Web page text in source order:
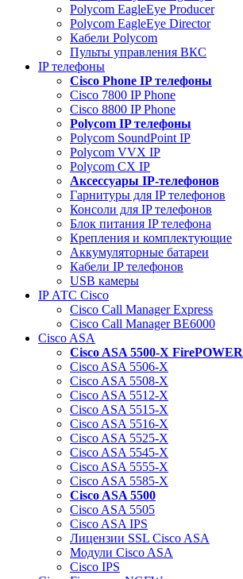
Polycom EagleEye Producer
Polycom EagleEye Director
Кабели Polycom
Пульты управления ВКС
IP телефоны
Сisco Phone IP телефоны
Cisco 7800 IP Phone
Cisco 8800 IP Phone
Polycom IP телефоны
Polycom SoundPoint IP
Polycom VVX IP
Polycom CX IP
Аксессуары IP-телефонов
Гарнитуры для IP телефонов
Консоли для IP телефонов
Блок питания IP телефона
Крепления и комплектующие
Аккумуляторные батареи
Кабели IP телефонов
USB камеры
IP АТС Cisco
Cisco Call Manager Express
Cisco Call Manager BE6000
Cisco ASA
Cisco ASA 5500-X FirePOWER
Cisco ASA 5506-X
Cisco ASA 5508-X
Cisco ASA 5512-X
Cisco ASA 5515-X
Cisco ASA 5516-X
Cisco ASA 5525-X
Cisco ASA 5545-X
Cisco ASA 5555-X
Cisco ASA 5585-X
Cisco ASA 5500
Cisco ASA 5505
Cisco ASA IPS
Лицензии SSL Cisco ASA
Модули Cisco ASA
Cisco IPS